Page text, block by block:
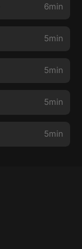
6min
5min
5min
5min
5min